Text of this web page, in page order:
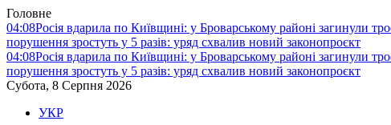
Головне
04:08Росія вдарила по Київщині: у Броварському районі загинули
порушення зростуть у 5 разів: уряд схвалив новий законопроєкт
04:08Росія вдарила по Київщині: у Броварському районі загинули
порушення зростуть у 5 разів: уряд схвалив новий законопроєкт
Субота, 8 Серпня 2026
УКР